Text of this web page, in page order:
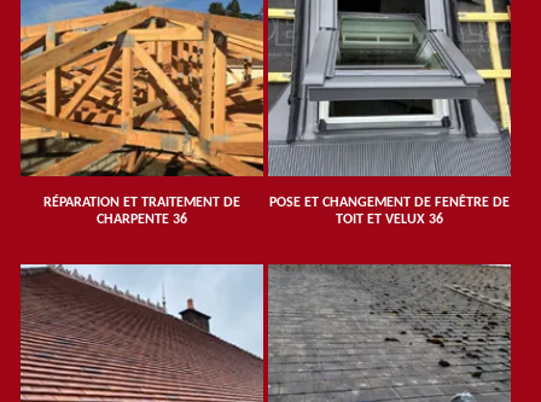
RÉPARATION ET TRAITEMENT DE
CHARPENTE 36
POSE ET CHANGEMENT DE FENÊTRE DE
TOIT ET VELUX 36